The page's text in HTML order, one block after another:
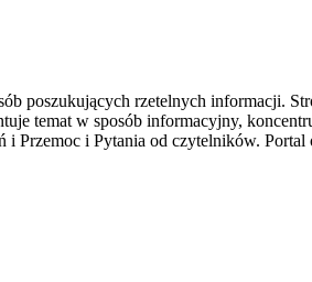
poszukujących rzetelnych informacji.
temat w sposób informacyjny,
i Przemoc i Pytania od czytelników.